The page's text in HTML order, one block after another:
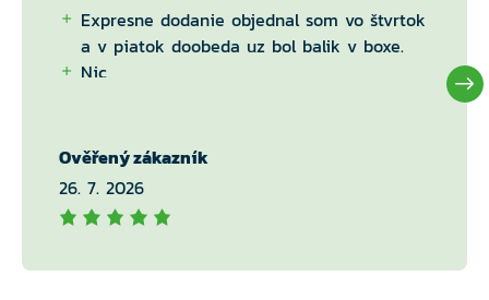
Expresne dodanie objednal som vo štvrtok
a v piatok doobeda uz bol balik v boxe.
Nic
Ověřený zákazník
26. 7. 2026